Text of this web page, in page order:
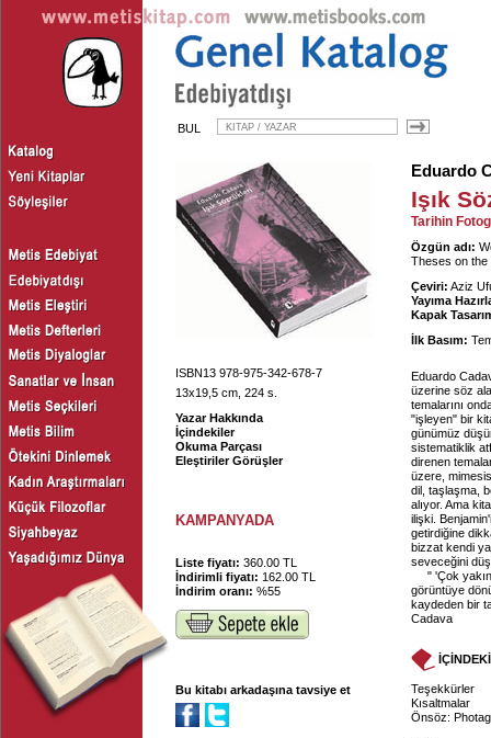
BUL
ISBN13 978-975-342-678-7
13x19,5 cm, 224 s.
Yazar Hakkında
İçindekiler
Okuma Parçası
Eleştiriler Görüşler
KAMPANYADA
Liste fiyatı: 360.00 TL
İndirimli fiyatı: 162.00 TL
İndirim oranı: %55
Bu kitabı arkadaşına tavsiye et
Eduardo
Işık
Tarihin
Özgün adı:
Theses on the
Çeviri: Aziz
Yayıma
Kapak
İlk Basım:
Eduardo
üzerine söz
temalarını
"işleyen" bir
günümüz
sistematiklik
direnen
üzere,
dil, taşlaşma,
alıyor. Ama
ilişki.
getirdiğine
bizzat kendi
seveceğini
" 'Çok
görüntüye
kaydeden bir
Cadava
Teşekkürler
Kısaltmalar
Önsöz: